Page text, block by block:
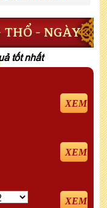
- NGÀY
tốt nhất
XEM
XEM
XEM